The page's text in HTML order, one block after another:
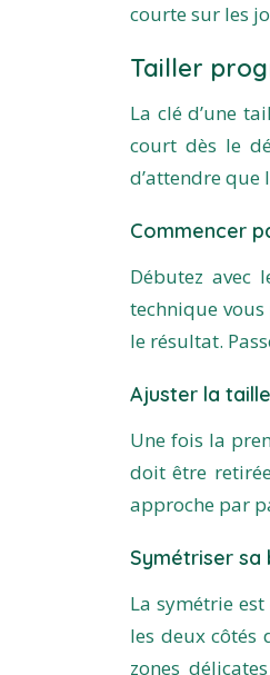
courte sur les
Tailler
La clé d’une
court dès le
d’attendre que
Commencer
Débutez avec
technique
le résultat.
Ajuster la
Une fois la
doit être
approche par
Symétriser sa
La symétrie
les deux côtés
zones